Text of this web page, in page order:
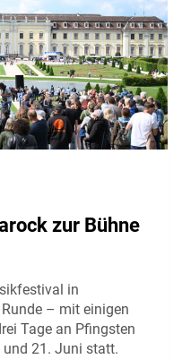
zur Bühne
in
– mit einigen
Tage an Pfingsten
21. Juni statt.